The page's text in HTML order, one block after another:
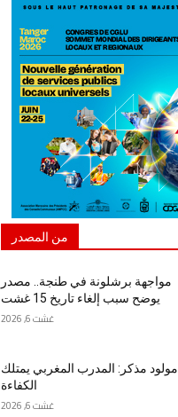
من المصدر
مواجهة برشلونة في طنجة.. مصدر
يوضح سبب إلغاء تاريخ 15 غشت
غشت 6, 2026
مولود مذكر: المدرب المغربي يمتلك
الكفاءة
غشت 6, 2026